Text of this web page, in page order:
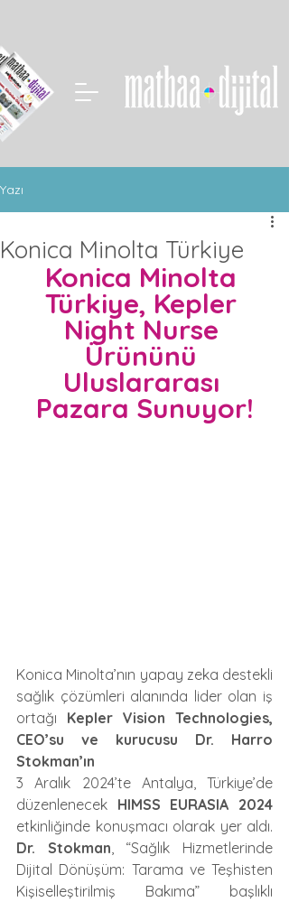
Yazı
Konica Minolta Türkiye
Konica Minolta
Türkiye, Kepler
Night Nurse
Ürününü
Uluslararası
Pazara Sunuyor!
Konica Minolta’nın yapay zeka destekli
sağlık çözümleri alanında lider olan iş
ortağı Kepler Vision Technologies,
CEO’su ve kurucusu Dr. Harro
Stokman’ın
3 Aralık 2024’te Antalya, Türkiye’de
düzenlenecek HIMSS EURASIA 2024
Dr. Stokman, “Sağlık Hizmetlerinde
Dijital Dönüşüm: Tarama ve Teşhisten
Kişiselleştirilmiş Bakıma” başlıklı